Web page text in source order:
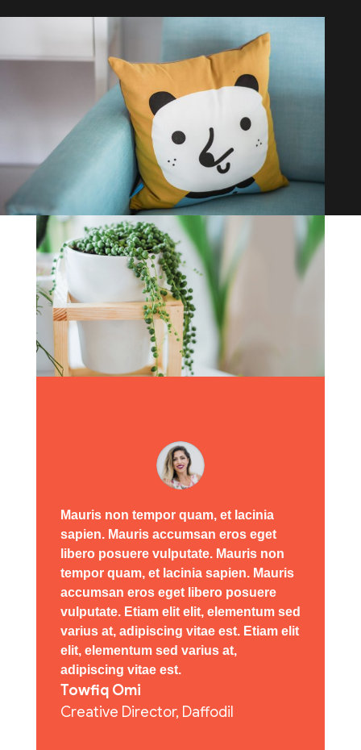
Mauris non tempor quam, et lacinia
sapien. Mauris accumsan eros eget
libero posuere vulputate. Mauris non
tempor quam, et lacinia sapien. Mauris
accumsan eros eget libero posuere
vulputate. Etiam elit elit, elementum sed
varius at, adipiscing vitae est. Etiam elit
elit, elementum sed varius at,
adipiscing vitae est.
Towfiq Omi
Creative Director, Daffodil